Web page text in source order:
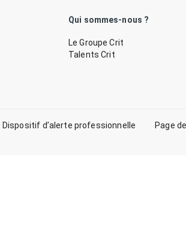
Qui sommes-nous ?
Le Groupe Crit
Talents Crit
Dispositif d’alerte professionnelle Page